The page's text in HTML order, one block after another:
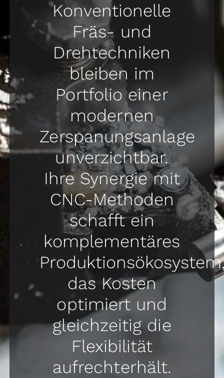
Konventionelle
Fräs- und
Drehtechniken
bleiben im
Portfolio einer
modernen
Zerspanungsanlage
unverzichtbar.
Ihre Synergie mit
CNC-Methoden
schafft ein
komplementäres
das Kosten
optimiert und
gleichzeitig die
Flexibilität
aufrechterhält.